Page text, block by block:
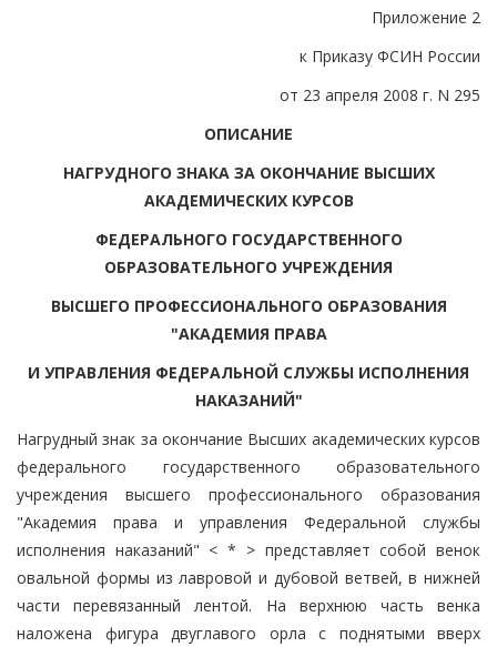
Приложение 2
к Приказу ФСИН России
от 23 апреля 2008 г. N 295
ОПИСАНИЕ
НАГРУДНОГО ЗНАКА ЗА ОКОНЧАНИЕ ВЫСШИХ
АКАДЕМИЧЕСКИХ КУРСОВ
ФЕДЕРАЛЬНОГО ГОСУДАРСТВЕННОГО
ОБРАЗОВАТЕЛЬНОГО УЧРЕЖДЕНИЯ
ВЫСШЕГО ПРОФЕССИОНАЛЬНОГО ОБРАЗОВАНИЯ
"АКАДЕМИЯ ПРАВА
И УПРАВЛЕНИЯ ФЕДЕРАЛЬНОЙ СЛУЖБЫ ИСПОЛНЕНИЯ
НАКАЗАНИЙ"
Нагрудный знак за окончание Высших академических курсов
федерального государственного образовательного
учреждения высшего профессионального образования
"Академия права и управления Федеральной службы
исполнения наказаний" < * > представляет собой венок
овальной формы из лавровой и дубовой ветвей, в нижней
части перевязанный лентой. На верхнюю часть венка
наложена фигура двуглавого орла с поднятыми вверх